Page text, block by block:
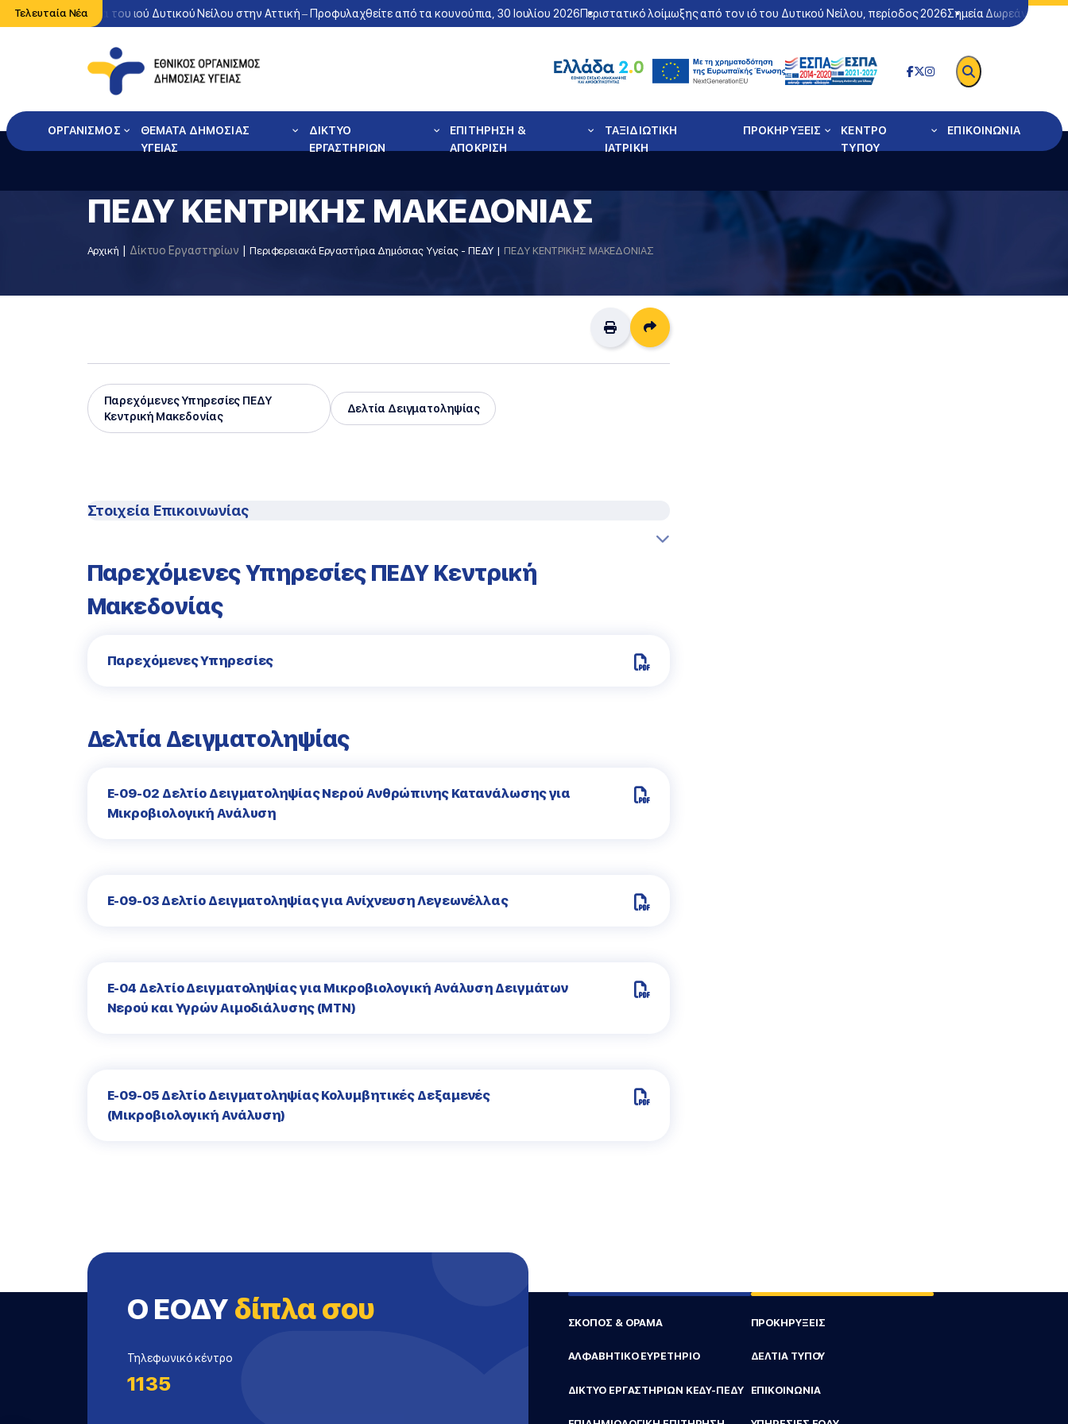
Τελευταία Νέα
κυκλοφορία του ιού Δυτικού Νείλου στην Αττική – Προφυλαχθείτε από τα κουνούπια, 30 Ιουλίου 2026Περιστατικό λοίμωξης από τον ιό του Δυτικού Νείλου, περίοδος 2026Σημεία Δωρεάν
ΟΡΓΑΝΙΣΜΟΣ
ΘΕΜΑΤΑ ΔΗΜΟΣΙΑΣ
ΥΓΕΙΑΣ
ΔΙΚΤΥΟ
ΕΡΓΑΣΤΗΡΙΩΝ
ΕΠΙΤΗΡΗΣΗ &
ΑΠΟΚΡΙΣΗ
ΤΑΞΙΔΙΩΤΙΚΗ
ΙΑΤΡΙΚΗ
ΠΡΟΚΗΡΥΞΕΙΣ
ΚΕΝΤΡΟ
ΤΥΠΟΥ
ΕΠΙΚΟΙΝΩΝΙΑ
ΠΕΔΥ ΚΕΝΤΡΙΚΗΣ ΜΑΚΕΔΟΝΙΑΣ
Αρχική Δίκτυο Εργαστηρίων Περιφερειακά Εργαστήρια Δημόσιας Υγείας - ΠΕΔΥ ΠΕΔΥ ΚΕΝΤΡΙΚΗΣ ΜΑΚΕΔΟΝΙΑΣ
Διαμοιρασμός
Παρεχόμενες Υπηρεσίες ΠΕΔΥ
Κεντρική Μακεδονίας
Δελτία Δειγματοληψίας
Στοιχεία Επικοινωνίας
Παρεχόμενες Υπηρεσίες ΠΕΔΥ Κεντρική
Μακεδονίας
Παρεχόμενες Υπηρεσίες
Δελτία Δειγματοληψίας
Ε-09-02 Δελτίο Δειγματοληψίας Νερού Ανθρώπινης Κατανάλωσης για
Μικροβιολογική Ανάλυση
Ε-09-03 Δελτίο Δειγματοληψίας για Ανίχνευση Λεγεωνέλλας
Ε-04 Δελτίο Δειγματοληψίας για Μικροβιολογική Ανάλυση Δειγμάτων
Νερού και Υγρών Αιμοδιάλυσης (ΜΤΝ)
Ε-09-05 Δελτίο Δειγματοληψίας Κολυμβητικές Δεξαμενές
(Μικροβιολογική Ανάλυση)
Ο ΕΟΔΥ δίπλα σου
Τηλεφωνικό κέντρο
1135
ΣΚΟΠΟΣ & ΟΡΑΜΑ
ΑΛΦΑΒΗΤΙΚΟ ΕΥΡΕΤΗΡΙΟ
ΔΙΚΤΥΟ ΕΡΓΑΣΤΗΡΙΩΝ ΚΕΔΥ-ΠΕΔΥ
ΠΡΟΚΗΡΥΞΕΙΣ
ΔΕΛΤΙΑ ΤΥΠΟΥ
ΕΠΙΚΟΙΝΩΝΙΑ